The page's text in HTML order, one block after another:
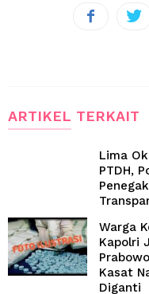
ARTIKEL TERKAIT
Lima
PTDH,
Warga
Kapolri
Kasat
Diganti